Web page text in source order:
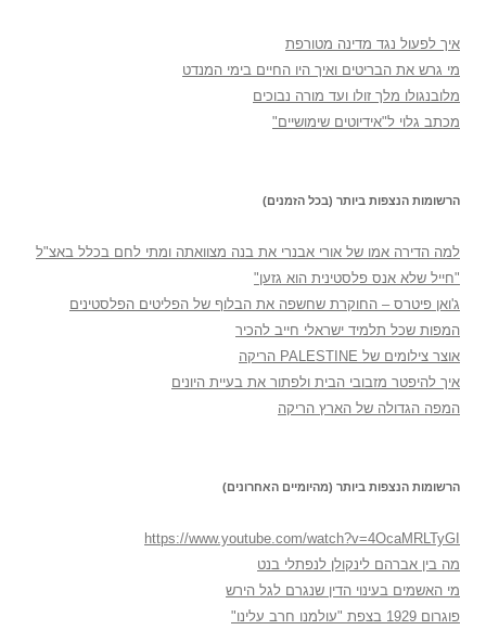
איך לפעול נגד מדינה מטורפת
מי גרש את הבריטים ואיך היו החיים בימי המנדט
מלובנגולו מלך זולו ועד מורה נבוכים
מכתב גלוי ל"אידיוטים שימושיים"
הרשומות הנצפות ביותר (בכל הזמנים)
למה הדירה אמו של אורי אבנרי את בנה מצוואתה ומתי לחם בכלל באצ"ל
"חייל שלא אנס פלסטינית הוא גזען"
ג'ואן פיטרס – החוקרת שחשפה את הבלוף של הפליטים הפלסטינים
המפות שכל תלמיד ישראלי חייב להכיר
אוצר צילומים של PALESTINE הריקה
איך להיפטר מזבובי הבית ולפתור את בעיית היונים
המפה הגדולה של הארץ הריקה
הרשומות הנצפות ביותר (מהיומיים האחרונים)
https://www.youtube.com/watch?v=4OcaMRLTyGI
מה בין אברהם לינקולן לנפתלי בנט
מי האשמים בעינוי הדין שנגרם לגל הירש
פוגרום 1929 בצפת "עולמנו חרב עלינו"